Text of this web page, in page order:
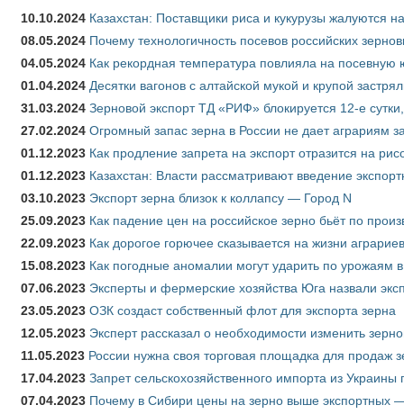
10.10.2024 Казахстан: Поставщики риса и кукурузы жалуются
08.05.2024 Почему технологичность посевов российских
04.05.2024 Как рекордная температура повлияла на
01.04.2024 Десятки вагонов с алтайской мукой и крупой
31.03.2024 Зерновой экспорт ТД «РИФ» блокируется 12-е
27.02.2024 Огромный запас зерна в России не дает аграриям
01.12.2023 Как продление запрета на экспорт отразится на
01.12.2023 Казахстан: Власти рассматривают введение
03.10.2023 Экспорт зерна близок к коллапсу — Город N
25.09.2023 Как падение цен на российское зерно бьёт по
22.09.2023 Как дорогое горючее сказывается на жизни аграриев
15.08.2023 Как погодные аномалии могут ударить по урожаям
07.06.2023 Эксперты и фермерские хозяйства Юга назвали
23.05.2023 ОЗК создаст собственный флот для экспорта зерна
12.05.2023 Эксперт рассказал о необходимости изменить
11.05.2023 России нужна своя торговая площадка для продаж
17.04.2023 Запрет сельскохозяйственного импорта из
07.04.2023 Почему в Сибири цены на зерно выше экспортных